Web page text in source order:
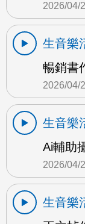
2026/04/
生音樂
暢銷書
2026/04/
生音樂
Ai輔助
2026/04/
生音樂